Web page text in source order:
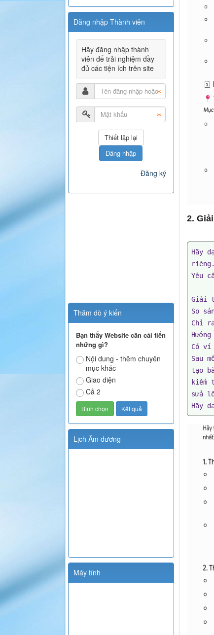
2.
Hãy
riêng.
Yêu
Giải
So
Chỉ
Có ví
Sau
tạo
kiểm
sửa
Hãy
Đăng nhập Thành viên
Hãy đăng nhập thành
viên để trải nghiệm đầy
đủ các tiện ích trên site
Đăng nhập
Đăng ký
Thăm dò ý kiến
Bạn thấy Website cần cải tiến
những gì?
Nội dung - thêm chuyên
mục khác
Giao diện
Cả 2
Lịch Âm dương
Máy tính